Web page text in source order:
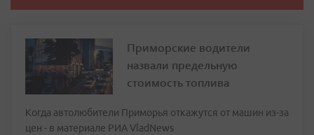
Приморские водители
назвали предельную
стоимость топлива
Когда автолюбители Приморья откажутся от машин из-за
цен - в материале РИА VladNews